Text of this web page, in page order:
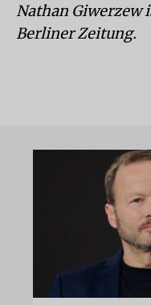
Nathan Giwerzew
Berliner Zeitung.